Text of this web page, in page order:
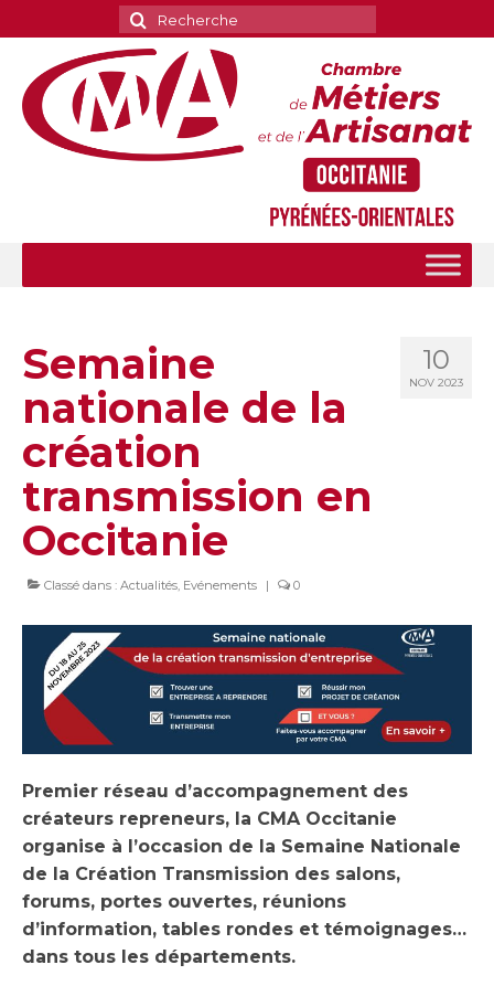
Rechercher
:
10
NOV 2023
Semaine
nationale de la
création
transmission en
Occitanie
Classé dans : Actualités, Evénements | 0
Premier réseau d’accompagnement des
créateurs repreneurs, la CMA Occitanie
organise à l’occasion de la Semaine Nationale
de la Création Transmission des salons,
forums, portes ouvertes, réunions
d’information, tables rondes et témoignages…
dans tous les départements.